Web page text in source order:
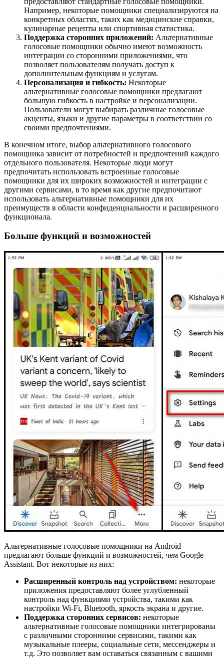
Например, некоторые помощники специализируются на
конкретных областях, таких как медицинские справки,
кулинарные рецепты или спортивная статистика.
Поддержка сторонних приложений: Альтернативные
голосовые помощники обычно имеют возможность
интеграции со сторонними приложениями, что
позволяет пользователям получать доступ к
дополнительным функциям и услугам.
Персонализация и гибкость: Некоторые
альтернативные голосовые помощники предлагают
большую гибкость в настройке и персонализации.
Пользователи могут выбирать различные голосовые
акценты, языки и другие параметры в соответствии со
своими предпочтениями.
В конечном итоге, выбор альтернативного голосового
помощника зависит от потребностей и предпочтений каждого
отдельного пользователя. Некоторые люди могут
предпочитать использовать встроенные голосовые
помощники для их широких возможностей и интеграции с
другими сервисами, в то время как другие предпочитают
использовать альтернативные помощники для их
преимуществ в области конфиденциальности и расширенного
функционала.
Больше функций и возможностей
Альтернативные голосовые помощники на Android
предлагают больше функций и возможностей, чем Google
Assistant. Вот некоторые из них:
Расширенный контроль над устройством: некоторые
приложения предоставляют более углубленный
контроль над функциями устройства, такими как
настройки Wi-Fi, Bluetooth, яркость экрана и другие.
Поддержка сторонних сервисов: некоторые
альтернативные голосовые помощники интегрированы
с различными сторонними сервисами, такими как
музыкальные плееры, социальные сети, мессенджеры и
т.д. Это позволяет вам оставаться связанным с вашими